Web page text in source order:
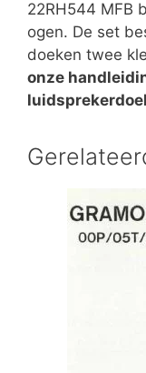
22RH544 MFB
ogen. De set
doeken twee
onze